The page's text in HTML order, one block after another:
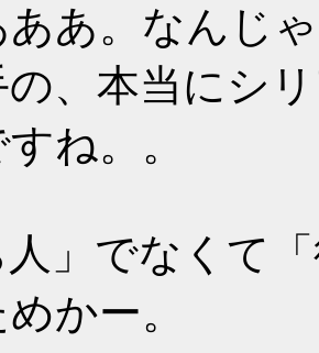
ああ。なんじ
の、本当にシ
ね。。
人」でなくて
かー。